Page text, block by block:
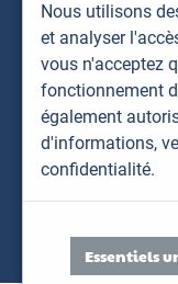
Nous utilisons
et analyser
vous n'acceptez
fonctionnement
également
d'informations,
confidentialité.
Essentiels